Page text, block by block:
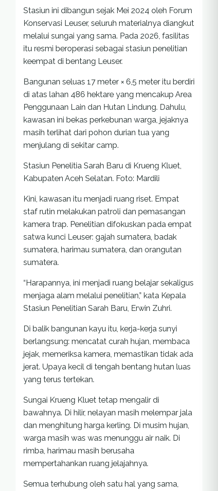
Stasiun ini dibangun sejak Mei 2024 oleh Forum
Konservasi Leuser, seluruh materialnya diangkut
melalui sungai yang sama. Pada 2026, fasilitas
itu resmi beroperasi sebagai stasiun penelitian
keempat di bentang Leuser.
Bangunan seluas 17 meter × 6,5 meter itu berdiri
di atas lahan 486 hektare yang mencakup Area
Penggunaan Lain dan Hutan Lindung. Dahulu,
kawasan ini bekas perkebunan warga, jejaknya
masih terlihat dari pohon durian tua yang
menjulang di sekitar camp.
Stasiun Penelitia Sarah Baru di Krueng Kluet,
Kabupaten Aceh Selatan. Foto: Mardili
Kini, kawasan itu menjadi ruang riset. Empat
staf rutin melakukan patroli dan pemasangan
kamera trap. Penelitian difokuskan pada empat
satwa kunci Leuser: gajah sumatera, badak
sumatera, harimau sumatera, dan orangutan
sumatera.
“Harapannya, ini menjadi ruang belajar sekaligus
menjaga alam melalui penelitian,” kata Kepala
Stasiun Penelitian Sarah Baru, Erwin Zuhri.
Di balik bangunan kayu itu, kerja-kerja sunyi
berlangsung: mencatat curah hujan, membaca
jejak, memeriksa kamera, memastikan tidak ada
jerat. Upaya kecil di tengah bentang hutan luas
yang terus tertekan.
Sungai Krueng Kluet tetap mengalir di
bawahnya. Di hilir, nelayan masih melempar jala
dan menghitung harga kerling. Di musim hujan,
warga masih was was menunggu air naik. Di
rimba, harimau masih berusaha
mempertahankan ruang jelajahnya.
Semua terhubung oleh satu hal yang sama,